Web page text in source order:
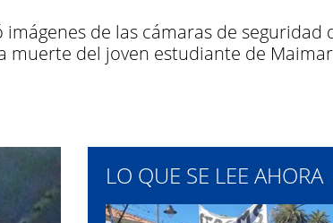
de las cámaras de seguridad
muerte del joven estudiante de
LO QUE SE LEE AHORA